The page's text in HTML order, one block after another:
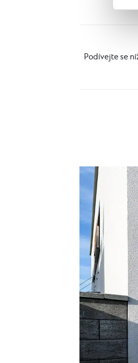
Podívejte se